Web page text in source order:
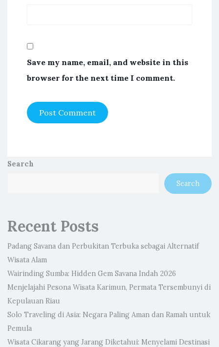
Save my name, email, and website in this
browser for the next time I comment.
Search
Search
Recent Posts
Padang Savana dan Perbukitan Terbuka sebagai Alternatif
Wisata Alam
Wairinding Sumba: Hidden Gem Savana Indah 2026
Menjelajahi Pesona Wisata Karimun, Permata Tersembunyi di
Kepulauan Riau
Solo Traveling di Asia: Negara Paling Aman dan Ramah untuk
Pemula
Wisata Cikarang yang Jarang Diketahui: Menyelami Destinasi